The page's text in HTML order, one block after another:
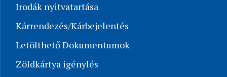
Irodák nyitvatartása
Kárrendezés/Kárbejelentés
Letölthető Dokumentumok
Zöldkártya igénylés